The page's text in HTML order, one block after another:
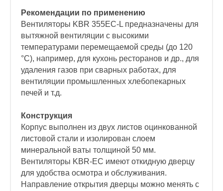
Рекомендации по применению
Вентиляторы KBR 355EC-L предназначены для
вытяжной вентиляции с высокими
температурами перемещаемой среды (до 120
°C), например, для кухонь ресторанов и др., для
удаления газов при сварных работах, для
вентиляции промышленных хлебопекарных
печей и т.д.
Конструкция
Корпус выполнен из двух листов оцинкованной
листовой стали и изолирован слоем
минеральной ваты толщиной 50 мм.
Вентиляторы KBR-ЕС имеют откидную дверцу
для удобства осмотра и обслуживания.
Направление открытия дверцы можно менять с